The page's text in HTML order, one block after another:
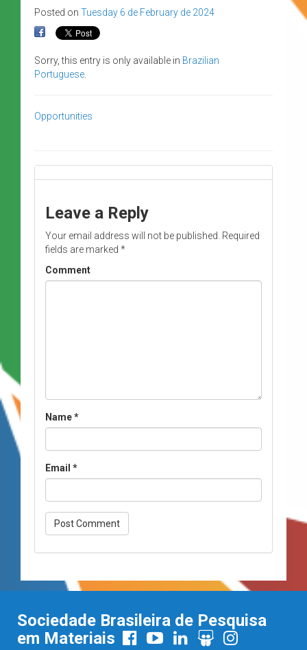
Posted on Tuesday 6 de February de 2024
Sorry, this entry is only available in Brazilian
Portuguese
Opportunities
Leave a Reply
Your email address will not be published. Required
fields are marked *
Comment
Name*
Email *
Sociedade Brasileira de Pesquisa
em Materiais